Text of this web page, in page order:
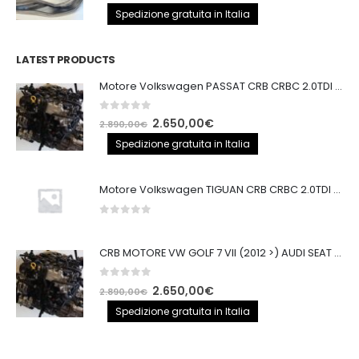
prezzo
originale
prezzo
attuale
Spedizione gratuita in Italia
LATEST PRODUCTS
Motore Volkswagen PASSAT CRB CRBC 2.0TDI 150CV
out of 5
2.890,00€ Il
prezzo
originale
2.890,00€.
2.650,00€Il
prezzo
attuale
2.650,00€.
Spedizione gratuita in Italia
Motore Volkswagen TIGUAN CRB CRBC 2.0TDI 150CV EURO6
CRB MOTORE VW GOLF 7 VII (2012 >) AUDI SEAT 2.0TDI 150CV CRB IMPIANTO BOSCH
out of 5
2.890,00€ Il
prezzo
originale
2.650,00€Il
prezzo
attuale
Spedizione gratuita in Italia